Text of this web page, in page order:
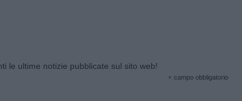
le ultime notizie pubblicate sul sito web!
* campo obbligatorio